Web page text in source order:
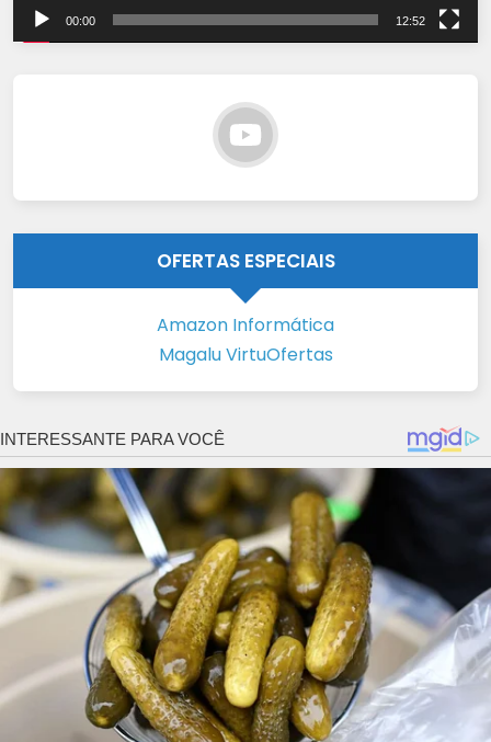
00:00 12:52
OFERTAS ESPECIAIS
Amazon Informática
Magalu VirtuOfertas